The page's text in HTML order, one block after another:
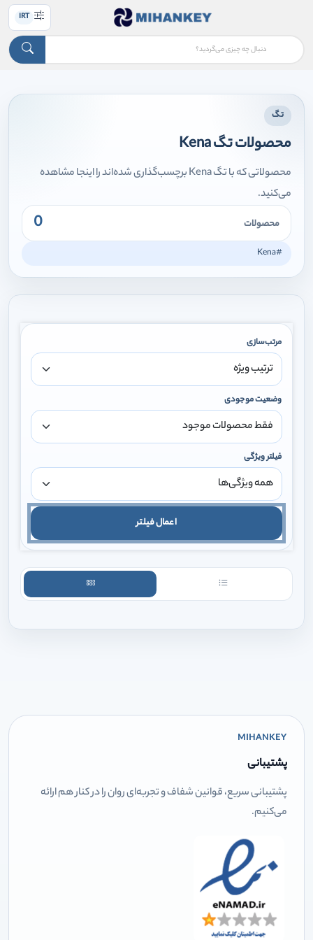
IRT
تگ
محصولات تگ Kena
محصولاتی که با تگ Kena برچسب‌گذاری شده‌اند را اینجا مشاهده
می‌کنید.
محصولات 0
#Kena
مرتب‌سازی
وضعیت موجودی
فیلتر ویژگی
اعمال فیلتر
MIHANKEY
پشتیبانی
پشتیبانی سریع، قوانین شفاف و تجربه‌ای روان را در کنار هم ارائه
می‌کنیم.